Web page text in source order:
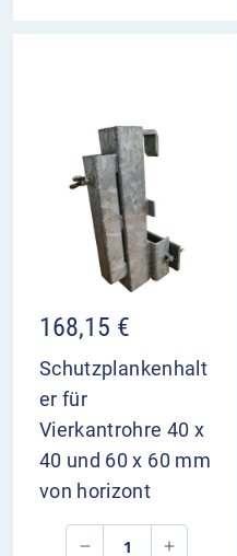
168,15 €
Schutzplankenhalt
er für
Vierkantrohre 40 x
40 und 60 x 60 mm
von horizont